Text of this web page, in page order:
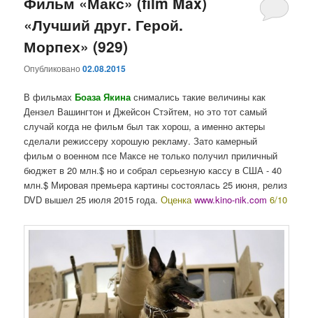
содержимому
содержимому
«Лучший друг. Герой.
Морпех» (929)
Опубликовано02.08.2015
В фильмахБоаза Якина снимались такие величины как
Дензел Вашингтон и Джейсон Стэйтем, но это тот самый
случай когда не фильм был так хорош, а именно актеры
сделали режиссеру хорошую рекламу. Зато камерный
фильм о военном псе Максе не только получил приличный
бюджет в 20 млн.$ но и собрал серьезную кассу в США - 40
млн.$ Мировая премьера картины состоялась 25 июня, релиз
DVD вышел 25 июля 2015 года.Оценкаwww.kino-nik.com6/10